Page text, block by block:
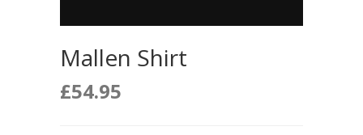
Mallen Shirt
£54.95